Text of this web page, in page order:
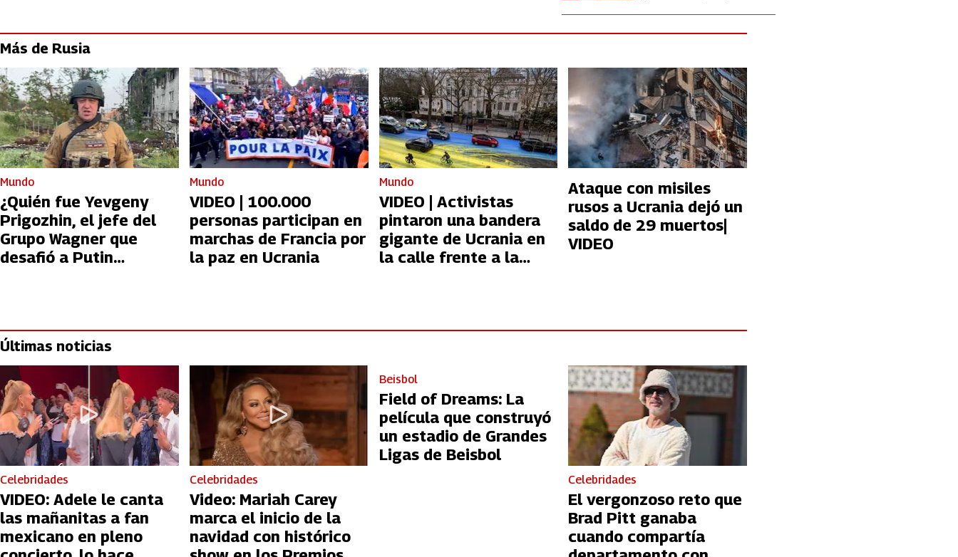
Más de Rusia
Mundo
¿Quién fue Yevgeny
Prigozhin, el jefe del
Grupo Wagner que
desafió a Putin
Mundo
VIDEO | 100.000
personas participan en
marchas de Francia por
la paz en Ucrania
Mundo
VIDEO | Activistas
pintaron una bandera
gigante de Ucrania en
la calle frente a la
Ataque con misiles
rusos a Ucrania dejó un
saldo de 29 muertos|
VIDEO
Últimas noticias
Celebridades
VIDEO: Adele le canta
las mañanitas a fan
mexicano en pleno
Celebridades
Video: Mariah Carey
marca el inicio de la
navidad con histórico
Beisbol
Field of Dreams: La
película que construyó
un estadio de Grandes
Ligas de Beisbol
Celebridades
El vergonzoso reto que
Brad Pitt ganaba
cuando compartía